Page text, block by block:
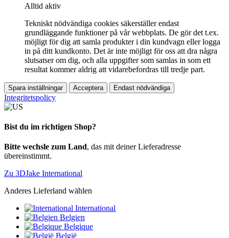
Alltid aktiv
Tekniskt nödvändiga cookies säkerställer endast
grundläggande funktioner på vår webbplats. De gör det t.ex.
möjligt för dig att samla produkter i din kundvagn eller logga
in på ditt kundkonto. Det är inte möjligt för oss att dra några
slutsatser om dig, och alla uppgifter som samlas in som ett
resultat kommer aldrig att vidarebefordras till tredje part.
Spara inställningar Acceptera Endast nödvändiga
Integritetspolicy
Bist du im richtigen Shop?
Bitte wechsle zum Land, das mit deiner Lieferadresse
übereinstimmt.
Zu 3DJake International
Anderes Lieferland wählen
International
Belgien
Belgique
België